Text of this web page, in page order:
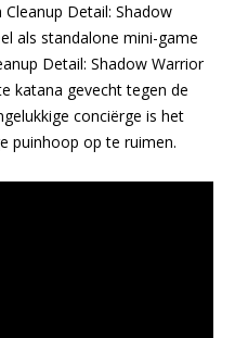
Detail: Shadow
als standalone mini-game
Detail: Shadow Warrior
katana gevecht tegen de
conciërge is het
puinhoop op te ruimen.